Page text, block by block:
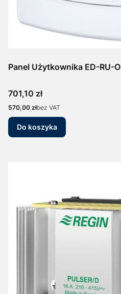
Panel Użytkownika ED-RU-O
Cena
701,10 zł
Cena
570,00 złbez VAT
Do koszyka